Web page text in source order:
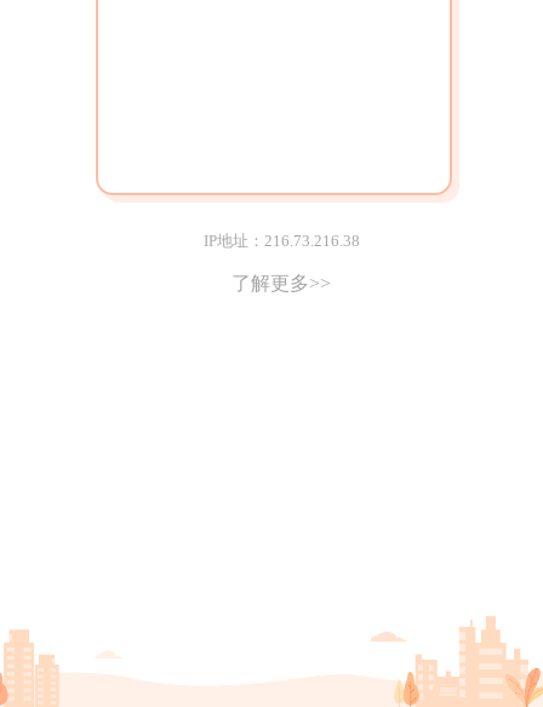
IP地址：216.73.216.38
了解更多>>